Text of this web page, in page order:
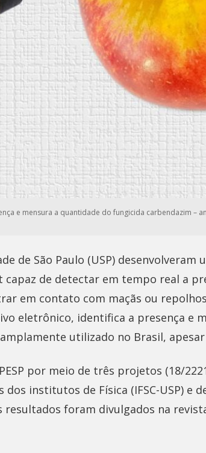
e mensura a quantidade do fungicida carbendazim –
de São Paulo (USP) desenvolveram
de detectar em tempo real a
em contato com maçãs ou
eletrônico, identifica a presença e
utilizado no Brasil,
por meio de três projetos (18/
institutos de Física (IFSC-USP) e
resultados foram divulgados na